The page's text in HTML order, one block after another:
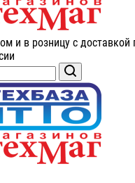
и в розницу с